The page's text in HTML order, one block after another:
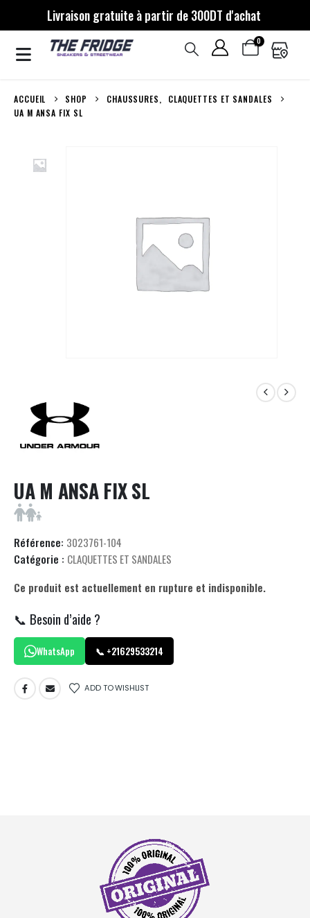
Livraison gratuite à partir de 300DT d'achat
0
ACCUEIL SHOP CHAUSSURES,
CLAQUETTES ET SANDALES
UA M ANSA FIX SL
UA M ANSA FIX SL
Référence: 3023761-104
Catégorie : CLAQUETTES ET SANDALES
Ce produit est actuellement en rupture et indisponible.
📞 Besoin d’aide ?
WhatsApp 📞 +21629533214
ADD TO WISHLIST